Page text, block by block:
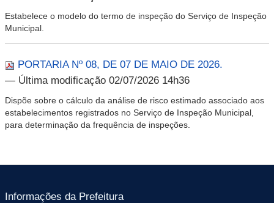
Estabelece o modelo do termo de inspeção do Serviço de Inspeção
Municipal.
PORTARIA Nº 08, DE 07 DE MAIO DE 2026.
— Última modificação 02/07/2026 14h36
Dispõe sobre o cálculo da análise de risco estimado associado aos
estabelecimentos registrados no Serviço de Inspeção Municipal,
para determinação da frequência de inspeções.
Informações da Prefeitura